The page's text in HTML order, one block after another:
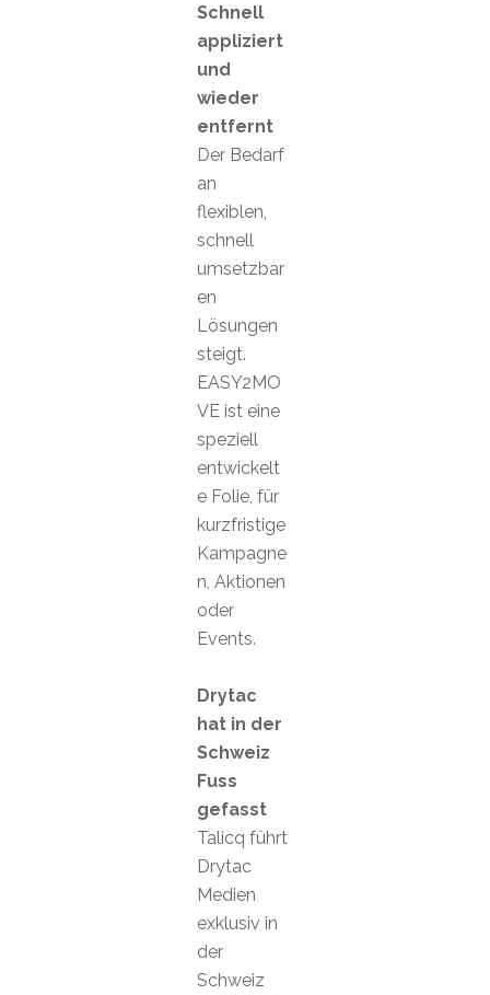
Schnell
appliziert
und
wieder
entfernt
Der Bedarf
an
flexiblen,
schnell
umsetzbar
en
Lösungen
steigt.
EASY2MO
VE ist eine
speziell
entwickelt
e Folie, für
kurzfristige
Kampagne
n, Aktionen
oder
Events.
Drytac
hat in der
Schweiz
Fuss
gefasst
Talicq führt
Drytac
Medien
exklusiv in
der
Schweiz